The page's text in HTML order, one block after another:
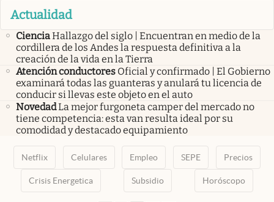
Actualidad
CienciaHallazgo del siglo | Encuentran en medio de la
cordillera de los Andes la respuesta definitiva a la
creación de la vida en la Tierra
Atención conductores Oficial y confirmado | El Gobierno
examinará todas las guanteras y anulará tu licencia de
conducir si llevas este objeto en el auto
NovedadLa mejor furgoneta camper del mercado no
tiene competencia: esta van resulta ideal por su
comodidad y destacado equipamiento
Netflix Celulares Empleo SEPE Precios
Crisis Energetica Subsidio Horóscopo